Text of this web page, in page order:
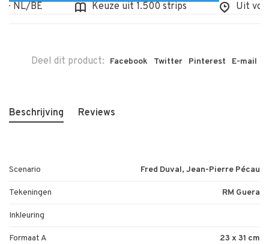
BE
Keuze uit 1.500 strips Uit
Deel dit product: Facebook Twitter Pinterest E-mail
Beschrijving Reviews
Scenario Fred Duval, Jean-Pierre Pécau
Tekeningen RM Guera
Inkleuring
Formaat A 23 x 31 cm